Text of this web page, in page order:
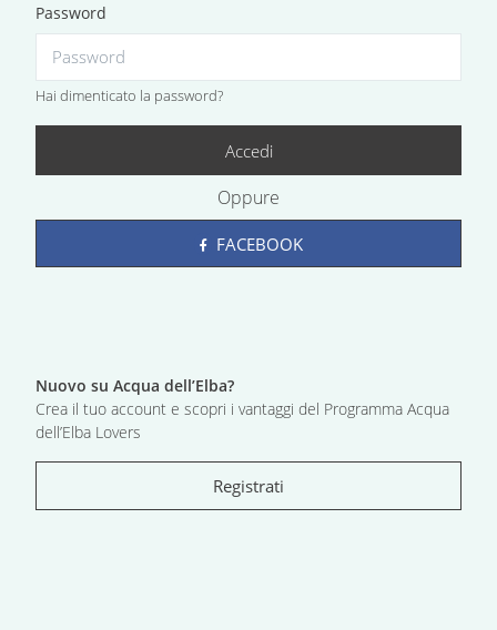
Password
Hai dimenticato la password?
Accedi
Oppure
FACEBOOK
Nuovo su Acqua dell’Elba?
Crea il tuo account e scopri i vantaggi del Programma Acqua
dell’Elba Lovers
Registrati